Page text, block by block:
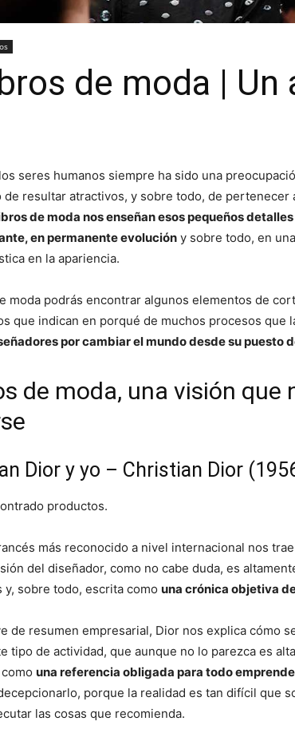
de moda |
seres humanos siempre ha sido una
de resultar atractivos, y sobre todo, de pertenecer
de moda nos enseñan esos pequeños
en permanente evolución y sobre todo, en
en la apariencia.
moda podrás encontrar algunos elementos de
que indican en porqué de muchos procesos que
por cambiar el mundo desde su puesto
de moda, una visión que
Dior y yo – Christian Dior
productos.
más reconocido a nivel internacional nos
del diseñador, como no cabe duda, es
y, sobre todo, escrita como una crónica objetiva
de resumen empresarial, Dior nos explica cómo
tipo de actividad, que aunque no lo parezca es
una referencia obligada para todo
porque la realidad es tan difícil que
las cosas que recomienda.